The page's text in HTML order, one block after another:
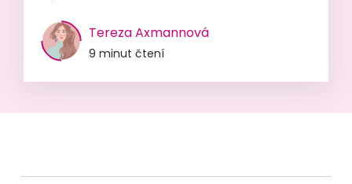
Tereza Axmannová
9 minut čtení